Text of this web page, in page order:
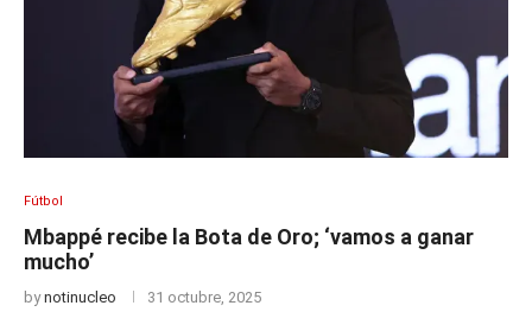
Fútbol
Mbappé recibe la Bota de Oro; ‘vamos a ganar
mucho’
bynotinucleo 31 octubre, 2025